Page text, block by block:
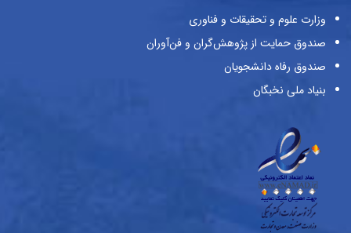
وزارت علوم و تحقیقات و فناوری
صندوق حمایت از پژوهش‌گران و فن‌آوران
صندوق رفاه دانشجویان
بنیاد ملی نخبگان